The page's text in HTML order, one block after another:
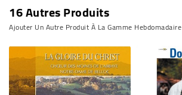
16 Autres Produits
Ajouter Un Autre Produit À La Gamme Hebdomadaire